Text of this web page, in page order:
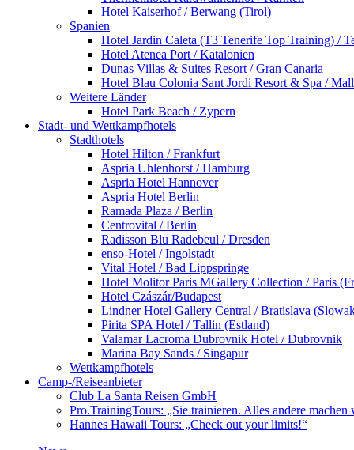
Hotel Kaiserhof / Berwang (Tirol)
Spanien
Hotel Jardin Caleta (T3 Tenerife Top Training) /
Hotel Atenea Port / Katalonien
Dunas Villas & Suites Resort / Gran Canaria
Hotel Blau Colonia Sant Jordi Resort & Spa /
Weitere Länder
Hotel Park Beach / Zypern
Stadt- und Wettkampfhotels
Stadthotels
Hotel Hilton / Frankfurt
Aspria Uhlenhorst / Hamburg
Aspria Hotel Hannover
Aspria Hotel Berlin
Ramada Plaza / Berlin
Centrovital / Berlin
Radisson Blu Radebeul / Dresden
enso-Hotel / Ingolstadt
Vital Hotel / Bad Lippspringe
Hotel Molitor Paris MGallery Collection / Paris
Hotel Czászár/Budapest
Lindner Hotel Gallery Central / Bratislava
Pirita SPA Hotel / Tallin (Estland)
Valamar Lacroma Dubrovnik Hotel / Dubrovnik
Marina Bay Sands / Singapur
Wettkampfhotels
Camp-/Reiseanbieter
Club La Santa Reisen GmbH
Pro.TrainingTours: „Sie trainieren. Alles andere machen
Hannes Hawaii Tours: „Check out your limits!“